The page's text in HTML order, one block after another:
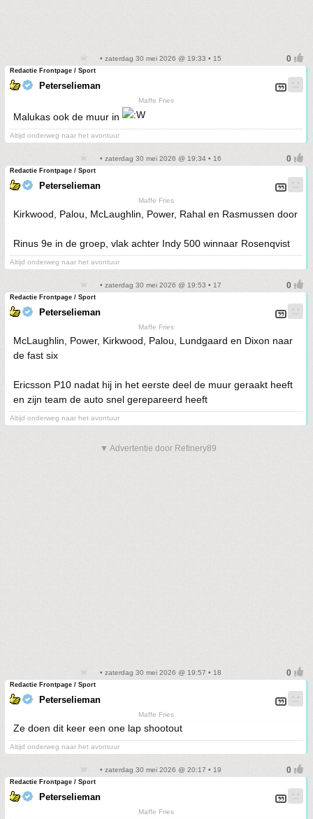
• zaterdag 30 mei 2026 @ 19:33 • 15
Redactie Frontpage / Sport
Peterselieman
Maffe Fries
Malukas ook de muur in
Altijd onderweg naar het avontuur
• zaterdag 30 mei 2026 @ 19:34 • 16
Redactie Frontpage / Sport
Peterselieman
Maffe Fries
Kirkwood, Palou, McLaughlin, Power, Rahal en Rasmussen door
Rinus 9e in de groep, vlak achter Indy 500 winnaar Rosenqvist
Altijd onderweg naar het avontuur
• zaterdag 30 mei 2026 @ 19:53 • 17
Redactie Frontpage / Sport
Peterselieman
Maffe Fries
McLaughlin, Power, Kirkwood, Palou, Lundgaard en Dixon naar
de fast six
Ericsson P10 nadat hij in het eerste deel de muur geraakt heeft
en zijn team de auto snel gerepareerd heeft
Altijd onderweg naar het avontuur
▼ Advertentie door Refinery89
• zaterdag 30 mei 2026 @ 19:57 • 18
Redactie Frontpage / Sport
Peterselieman
Maffe Fries
Ze doen dit keer een one lap shootout
Altijd onderweg naar het avontuur
• zaterdag 30 mei 2026 @ 20:17 • 19
Redactie Frontpage / Sport
Peterselieman
Maffe Fries